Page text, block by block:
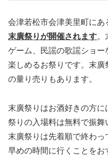
会津若松市会津美里町にあ
末廣祭りが開催されます。
ゲーム、民謡の歌謡ショ
楽しめるお祭りです。末
の量り売りもあります。
末廣祭りはお酒好きの方
祭りの入場料は無料で振舞
末廣祭りは先着順で終わっ
早めの時間に行くことをお